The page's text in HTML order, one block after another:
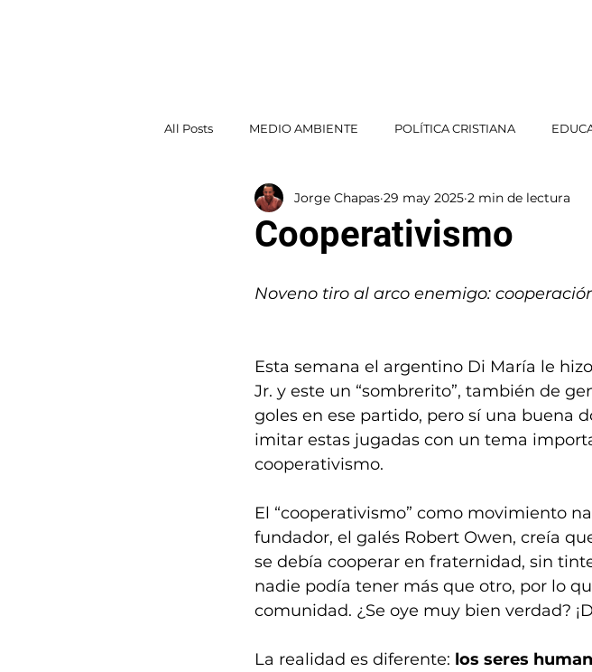
All Posts MEDIO AMBIENTE POLÍTICA CRISTIANA
POLÍTICA EXTERIOR
Cooperativismo
Jorge Chapas 29 may 2025 2 min de lectura
Noveno tiro al arco enemigo:
Esta semana el argentino Di María le
Jr. y este un “sombrerito”, también de
goles en ese partido, pero sí una buena
imitar estas jugadas con un tema
cooperativismo.
El “cooperativismo” como movimiento
fundador, el galés Robert Owen, creía
se debía cooperar en fraternidad, sin
nadie podía tener más que otro, por lo
comunidad. ¿Se oye muy bien verdad?
La realidad es diferente: los seres